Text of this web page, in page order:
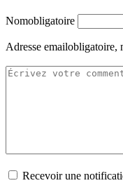
Nomobligatoire
Adresse emailobligatoire,
Recevoir une